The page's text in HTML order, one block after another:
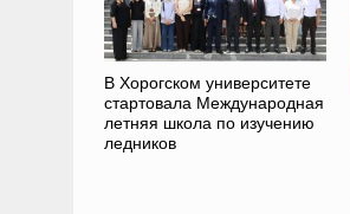
В Хорогском университете
стартовала Международная
летняя школа по изучению
ледников